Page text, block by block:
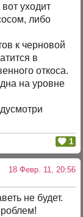
уходит
либо
к черновой
в
откоса.
на уровне
1
18 Февр. 11, 20:56
не будет.